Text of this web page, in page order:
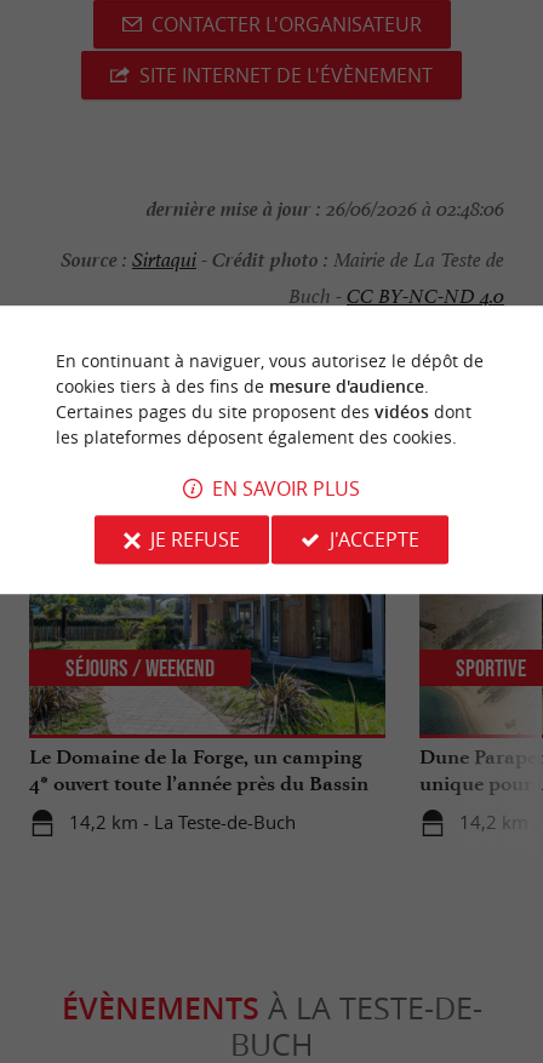
CONTACTER L'ORGANISATEUR
SITE INTERNET DE L'ÉVÈNEMENT
dernière mise à jour : 26/06/2026 à 02:48:06
Source : Sirtaqui-Crédit photo : Mairie de La Teste de
Buch -CC BY-NC-ND 4.0
NOUS AVONS TESTÉPOUR VOUS
Le Domaine de la Forge, un camping
4* ouvert toute l’année près du Bassin
d’Arcachon
14,2 km - La Teste-de-Buch
Séjours / Weekend
Dune
unique pour
Gironde
14,2 km -
Sportive
ÉVÈNEMENTS À LA TESTE-DE-
BUCH
En continuant à naviguer, vous autorisez le dépôt de
cookies tiers à des fins de mesure d'audience.
Certaines pages du site proposent des vidéosdont
les plateformes déposent également des cookies.
EN SAVOIR PLUS
JE REFUSE
J'ACCEPTE